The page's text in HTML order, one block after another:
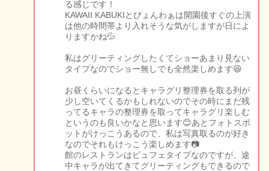
る感じです！
KAWAII KABUKIとびょんわぁは開園後すぐの上演
は他の時間帯より入れそうな気がしますが日によ
りますかね💦
私はグリーティングしたくてショーあまり見ない
タイプなのでショー無しでも全然楽しめます😆
お昼くらいになるとキャラグリ整理券を取る列が
少し空いてくるかもしれないのでその時にまだ残
ってるキャラの整理券を取ってキャラグリ楽しむ
というのも良いかなと思います😊あとフォトスポ
ットがけっこうあるので、私は写真取るのが好き
なのでそれもけっこう楽しめます📷
館のレストランはビュフェタイプなのですが、途
中キャラが出てきてグリーティングもできるので